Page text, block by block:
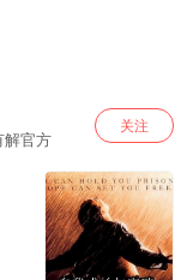
解官方
关注